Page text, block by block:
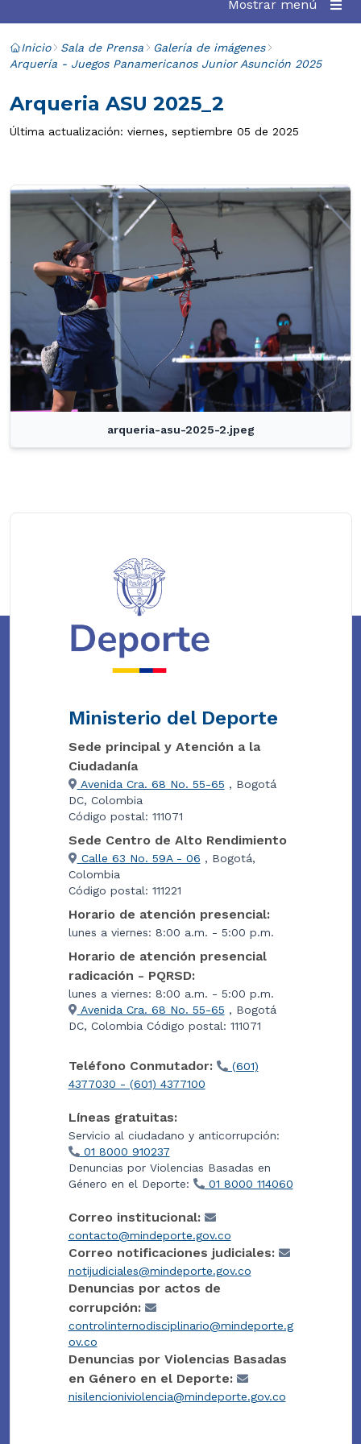
Mostrar menú
Inicio Sala de Prensa
Galería de imágenes
Arquería - Juegos Panamericanos Junior Asunción 2025
Arqueria ASU 2025_2
Última actualización: viernes, septiembre 05 de 2025
arqueria-asu-2025-2.jpeg
Ministerio del Deporte
Sede principal y Atención a la
Ciudadanía
Avenida Cra. 68 No. 55-65 , Bogotá
DC, Colombia
Código postal: 111071
Sede Centro de Alto Rendimiento
Calle 63 No. 59A - 06 , Bogotá,
Colombia
Código postal: 111221
Horario de atención presencial:
lunes a viernes: 8:00 a.m. - 5:00 p.m.
Horario de atención presencial
radicación - PQRSD:
lunes a viernes: 8:00 a.m. - 5:00 p.m.
Avenida Cra. 68 No. 55-65 , Bogotá
DC, Colombia Código postal: 111071
Teléfono Conmutador:
(601)
4377030 - (601) 4377100
Líneas gratuitas:
Servicio al ciudadano y anticorrupción:
01 8000 910237
Denuncias por Violencias Basadas en
Género en el Deporte:
01 8000 114060
Correo institucional:
contacto@mindeporte.gov.co
Correo notificaciones judiciales:
notijudiciales@mindeporte.gov.co
Denuncias por actos de
corrupción:
controlinternodisciplinario@mindeporte.g
ov.co
Denuncias por Violencias Basadas
en Género en el Deporte:
nisilencioniviolencia@mindeporte.gov.co